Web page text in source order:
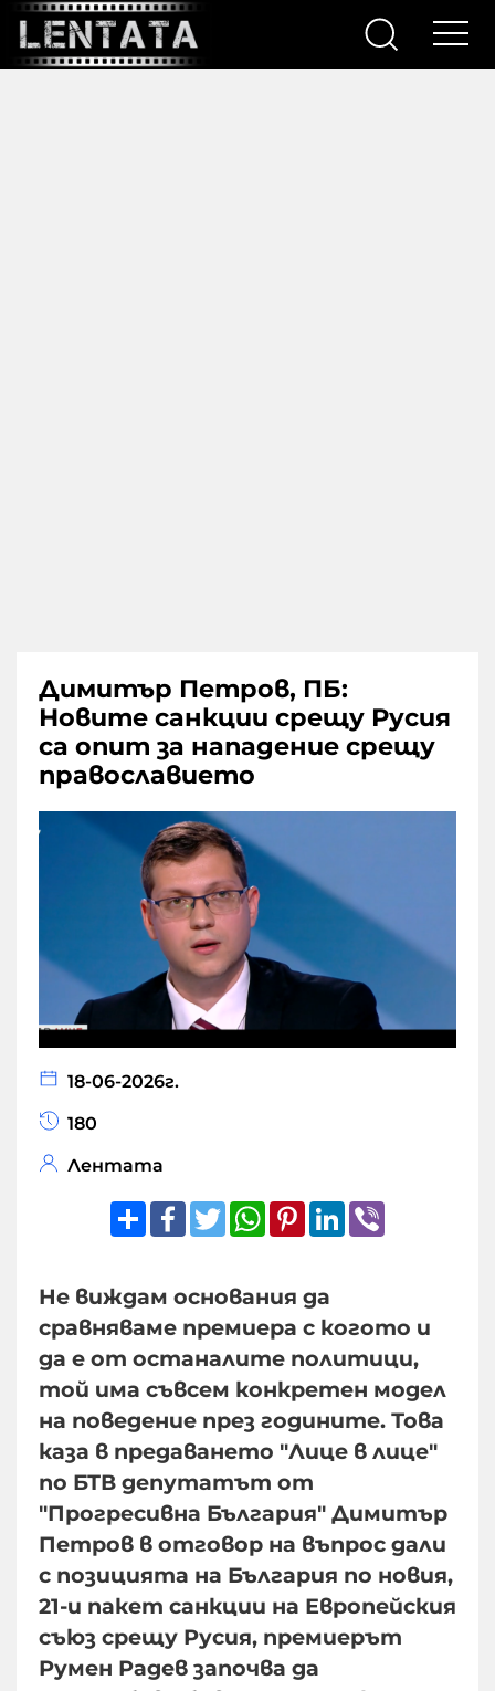
Димитър Петров, ПБ:
Новите санкции срещу Русия
са опит за нападение срещу
православието
18-06-2026г.
180
Лентата
ShareFacebook
TwitterWhatsApp
Pinterest
LinkedIn
Не виждам основания да
сравняваме премиера с когото и
да е от останалите политици,
той има съвсем конкретен модел
на поведение през годините. Това
каза в предаването "Лице в лице"
по БТВ депутатът от
"Прогресивна България" Димитър
Петров в отговор на въпрос дали
с позицията на България по новия,
21-и пакет санкции на Европейския
съюз срещу Русия, премиерът
Румен Радев започва да